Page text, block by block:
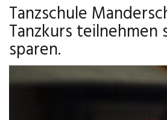
Tanzschule
Tanzkurs teilnehmen
sparen.